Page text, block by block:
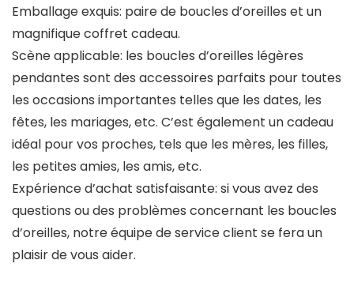
Emballage exquis: paire de boucles d’oreilles et un
magnifique coffret cadeau.
Scène applicable: les boucles d’oreilles légères
pendantes sont des accessoires parfaits pour toutes
les occasions importantes telles que les dates, les
fêtes, les mariages, etc. C’est également un cadeau
idéal pour vos proches, tels que les mères, les filles,
les petites amies, les amis, etc.
Expérience d’achat satisfaisante: si vous avez des
questions ou des problèmes concernant les boucles
d’oreilles, notre équipe de service client se fera un
plaisir de vous aider.